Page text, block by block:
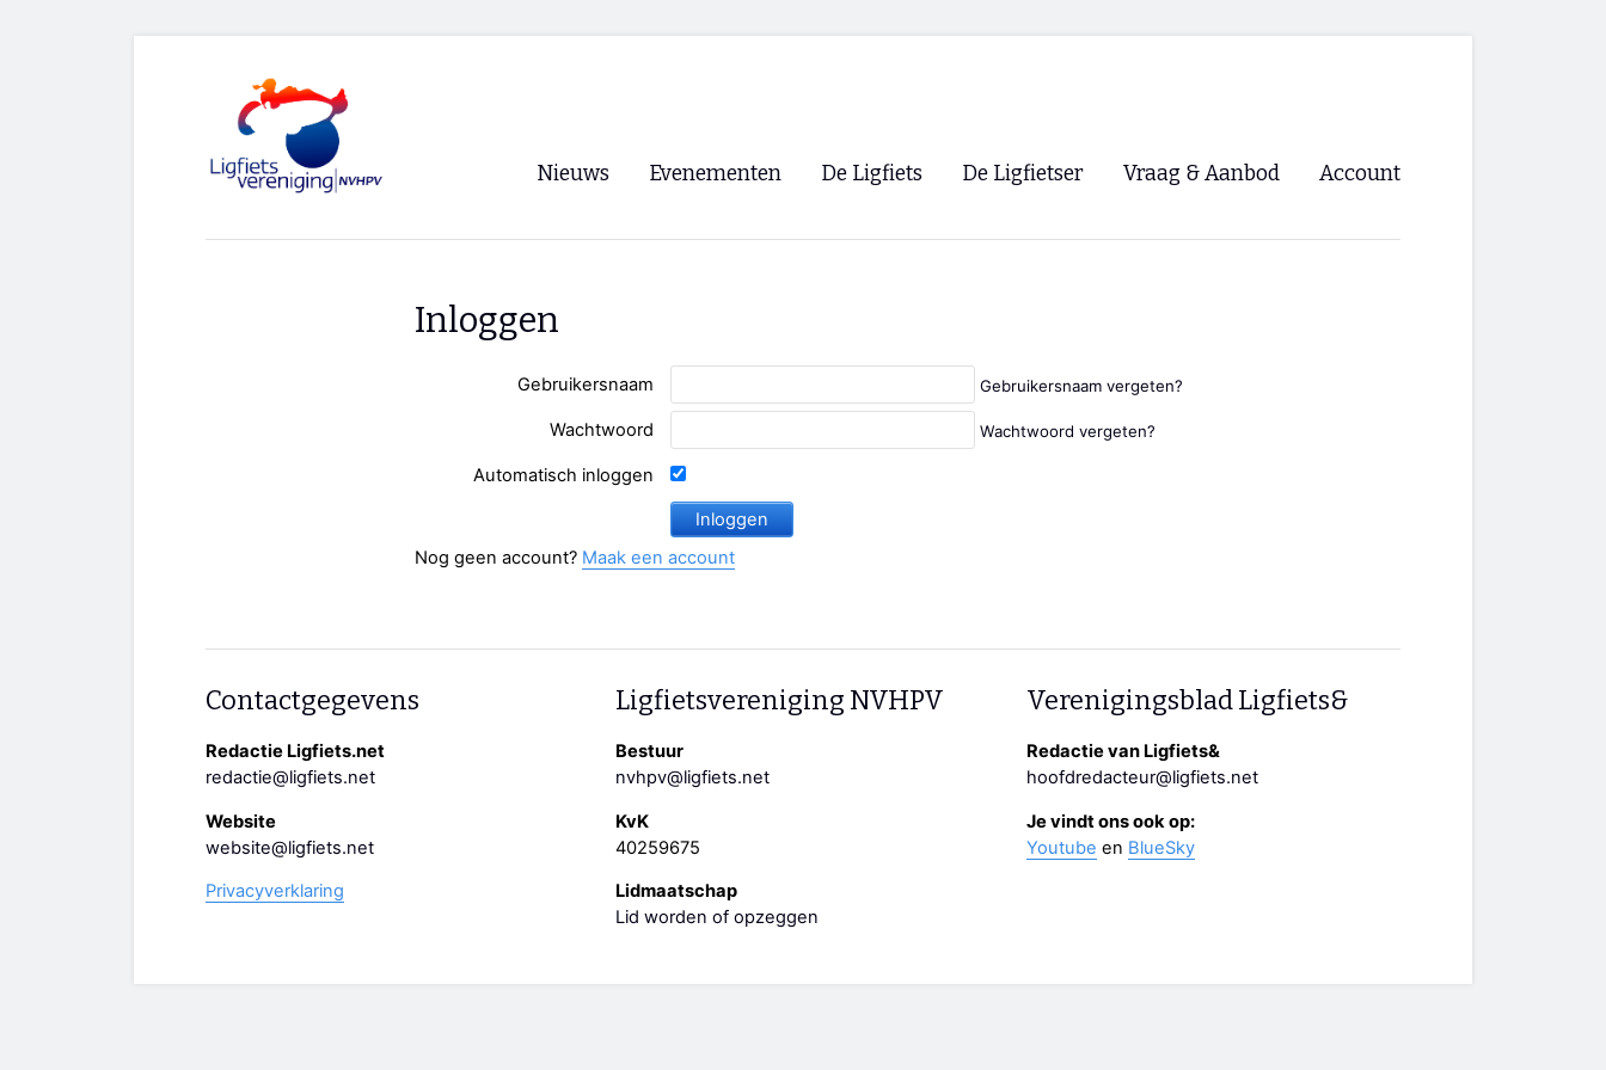
Nieuws Evenementen
Paastreffen
Oliebollentocht
De Ligfiets De Ligfietser
Lokale Fietsverenigingen
Vraag & Aanbod Account
Inloggen
Gebruikersnaam Gebruikersnaam vergeten?
Wachtwoord Wachtwoord vergeten?
Automatisch inloggen
Nog geen account? Maak een account
Contactgegevens
Redactie Ligfiets.net
redactie@ligfiets.net
Website
website@ligfiets.net
Privacyverklaring
Ligfietsvereniging NVHPV
Bestuur
nvhpv@ligfiets.net
KvK
40259675
Lidmaatschap
Lid worden of opzeggen
Verenigingsblad Ligfiets&
Redactie van Ligfiets&
hoofdredacteur@ligfiets.net
Je vindt ons ook op:
Youtube en BlueSky